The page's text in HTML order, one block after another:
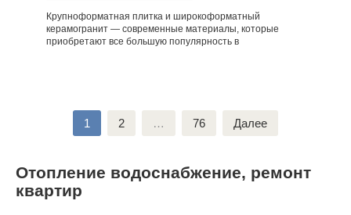
Крупноформатная плитка и широкоформатный
керамогранит — современные материалы, которые
приобретают все большую популярность в
1 2 … 76 Далее
Отопление водоснабжение, ремонт
квартир